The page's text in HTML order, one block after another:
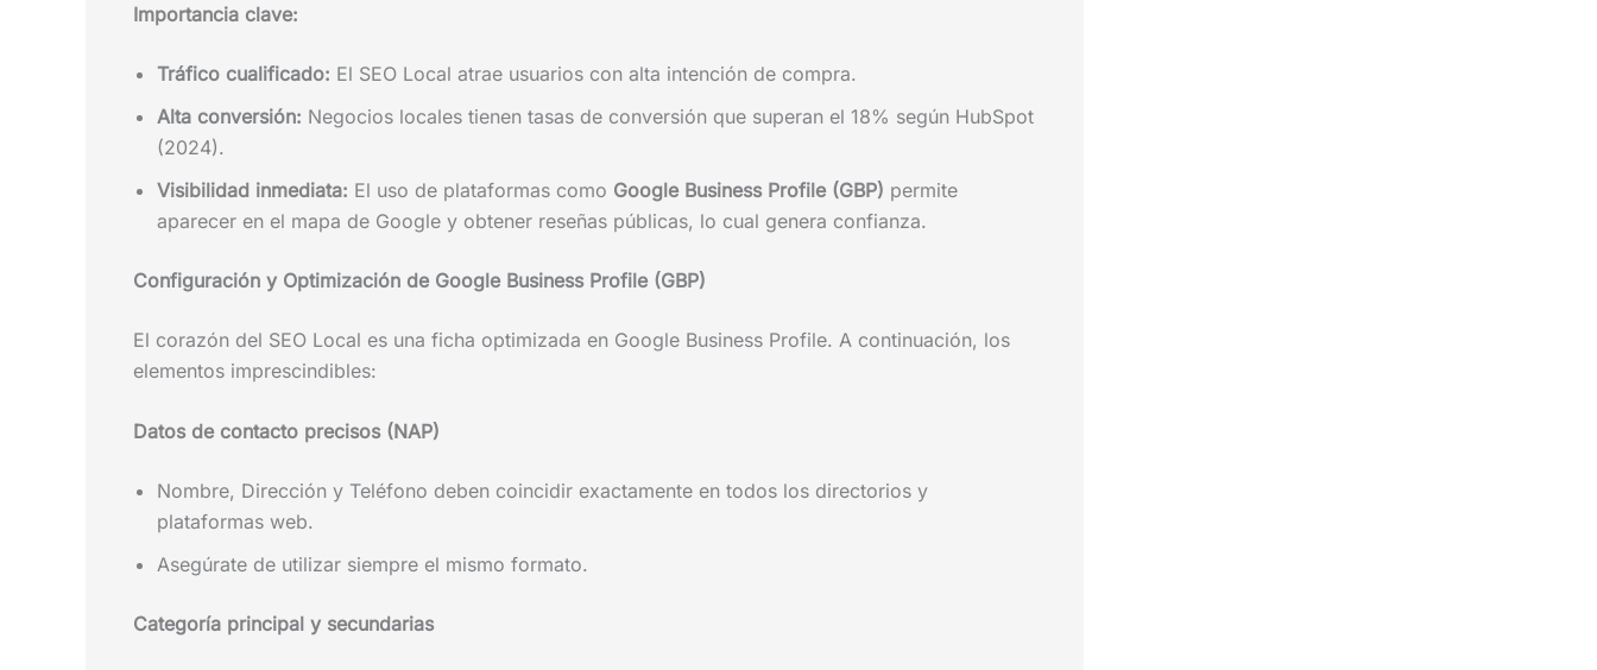
Importancia clave:
Tráfico cualificado: El SEO Local atrae usuarios con alta intención de compra.
Alta conversión: Negocios locales tienen tasas de conversión que superan el 18% según HubSpot
(2024).
Visibilidad inmediata: El uso de plataformas como Google Business Profile (GBP) permite
aparecer en el mapa de Google y obtener reseñas públicas, lo cual genera confianza.
Configuración y Optimización de Google Business Profile (GBP)
El corazón del SEO Local es una ficha optimizada en Google Business Profile. A continuación, los
elementos imprescindibles:
Datos de contacto precisos (NAP)
Nombre, Dirección y Teléfono deben coincidir exactamente en todos los directorios y
plataformas web.
Asegúrate de utilizar siempre el mismo formato.
Categoría principal y secundarias